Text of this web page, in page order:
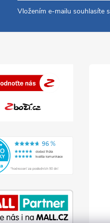
Vložením e-mailu souhlasíte s